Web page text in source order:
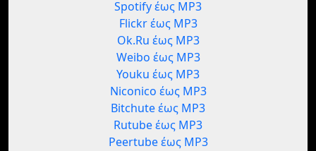
Spotify έως MP3
Flickr έως MP3
Ok.Ru έως MP3
Weibo έως MP3
Youku έως MP3
Niconico έως MP3
Bitchute έως MP3
Rutube έως MP3
Peertube έως MP3